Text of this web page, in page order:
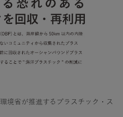
境省が推進するプラスチック・ス